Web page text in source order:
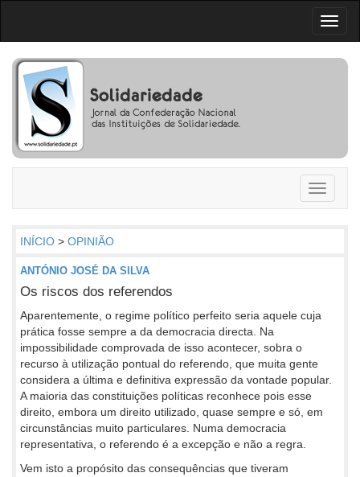
Toggle
INÍCIO > OPINIÃO
ANTÓNIO JOSÉ DA SILVA
Os riscos dos referendos
Aparentemente, o regime político perfeito seria aquele cuja
prática fosse sempre a da democracia directa. Na
impossibilidade comprovada de isso acontecer, sobra o
recurso à utilização pontual do referendo, que muita gente
considera a última e definitiva expressão da vontade popular.
A maioria das constituições políticas reconhece pois esse
direito, embora um direito utilizado, quase sempre e só, em
circunstâncias muito particulares. Numa democracia
representativa, o referendo é a excepção e não a regra.
Vem isto a propósito das consequências que tiveram